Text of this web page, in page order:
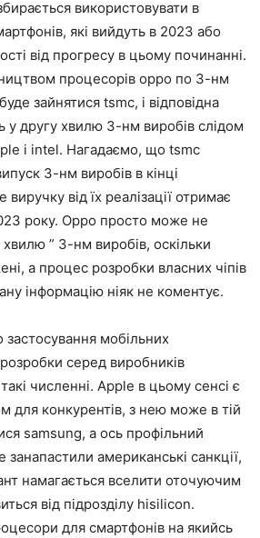
використовувати в
які вийдуть в 2023 або
від прогресу в цьому починанні.
процесорів oppo по 3-нм
зайнятися tsmc, і відповідна
у другу хвилю 3-нм виробів слідом
і intel. Нагадаємо, що tsmc
3-нм виробів в кінці
від їх реалізації отримає
року. Oppo просто може не
” 3-нм виробів, оскільки
а процес розробки власних чіпів
інформацію ніяк не коментує.
мобільних
серед виробників
численні. Apple в цьому сенсі є
для конкурентів, з нею може в тій
samsung, а ось профільний
американські санкції,
намагається вселити оточуючим
від підрозділу hisilicon.
для смартфонів на якийсь